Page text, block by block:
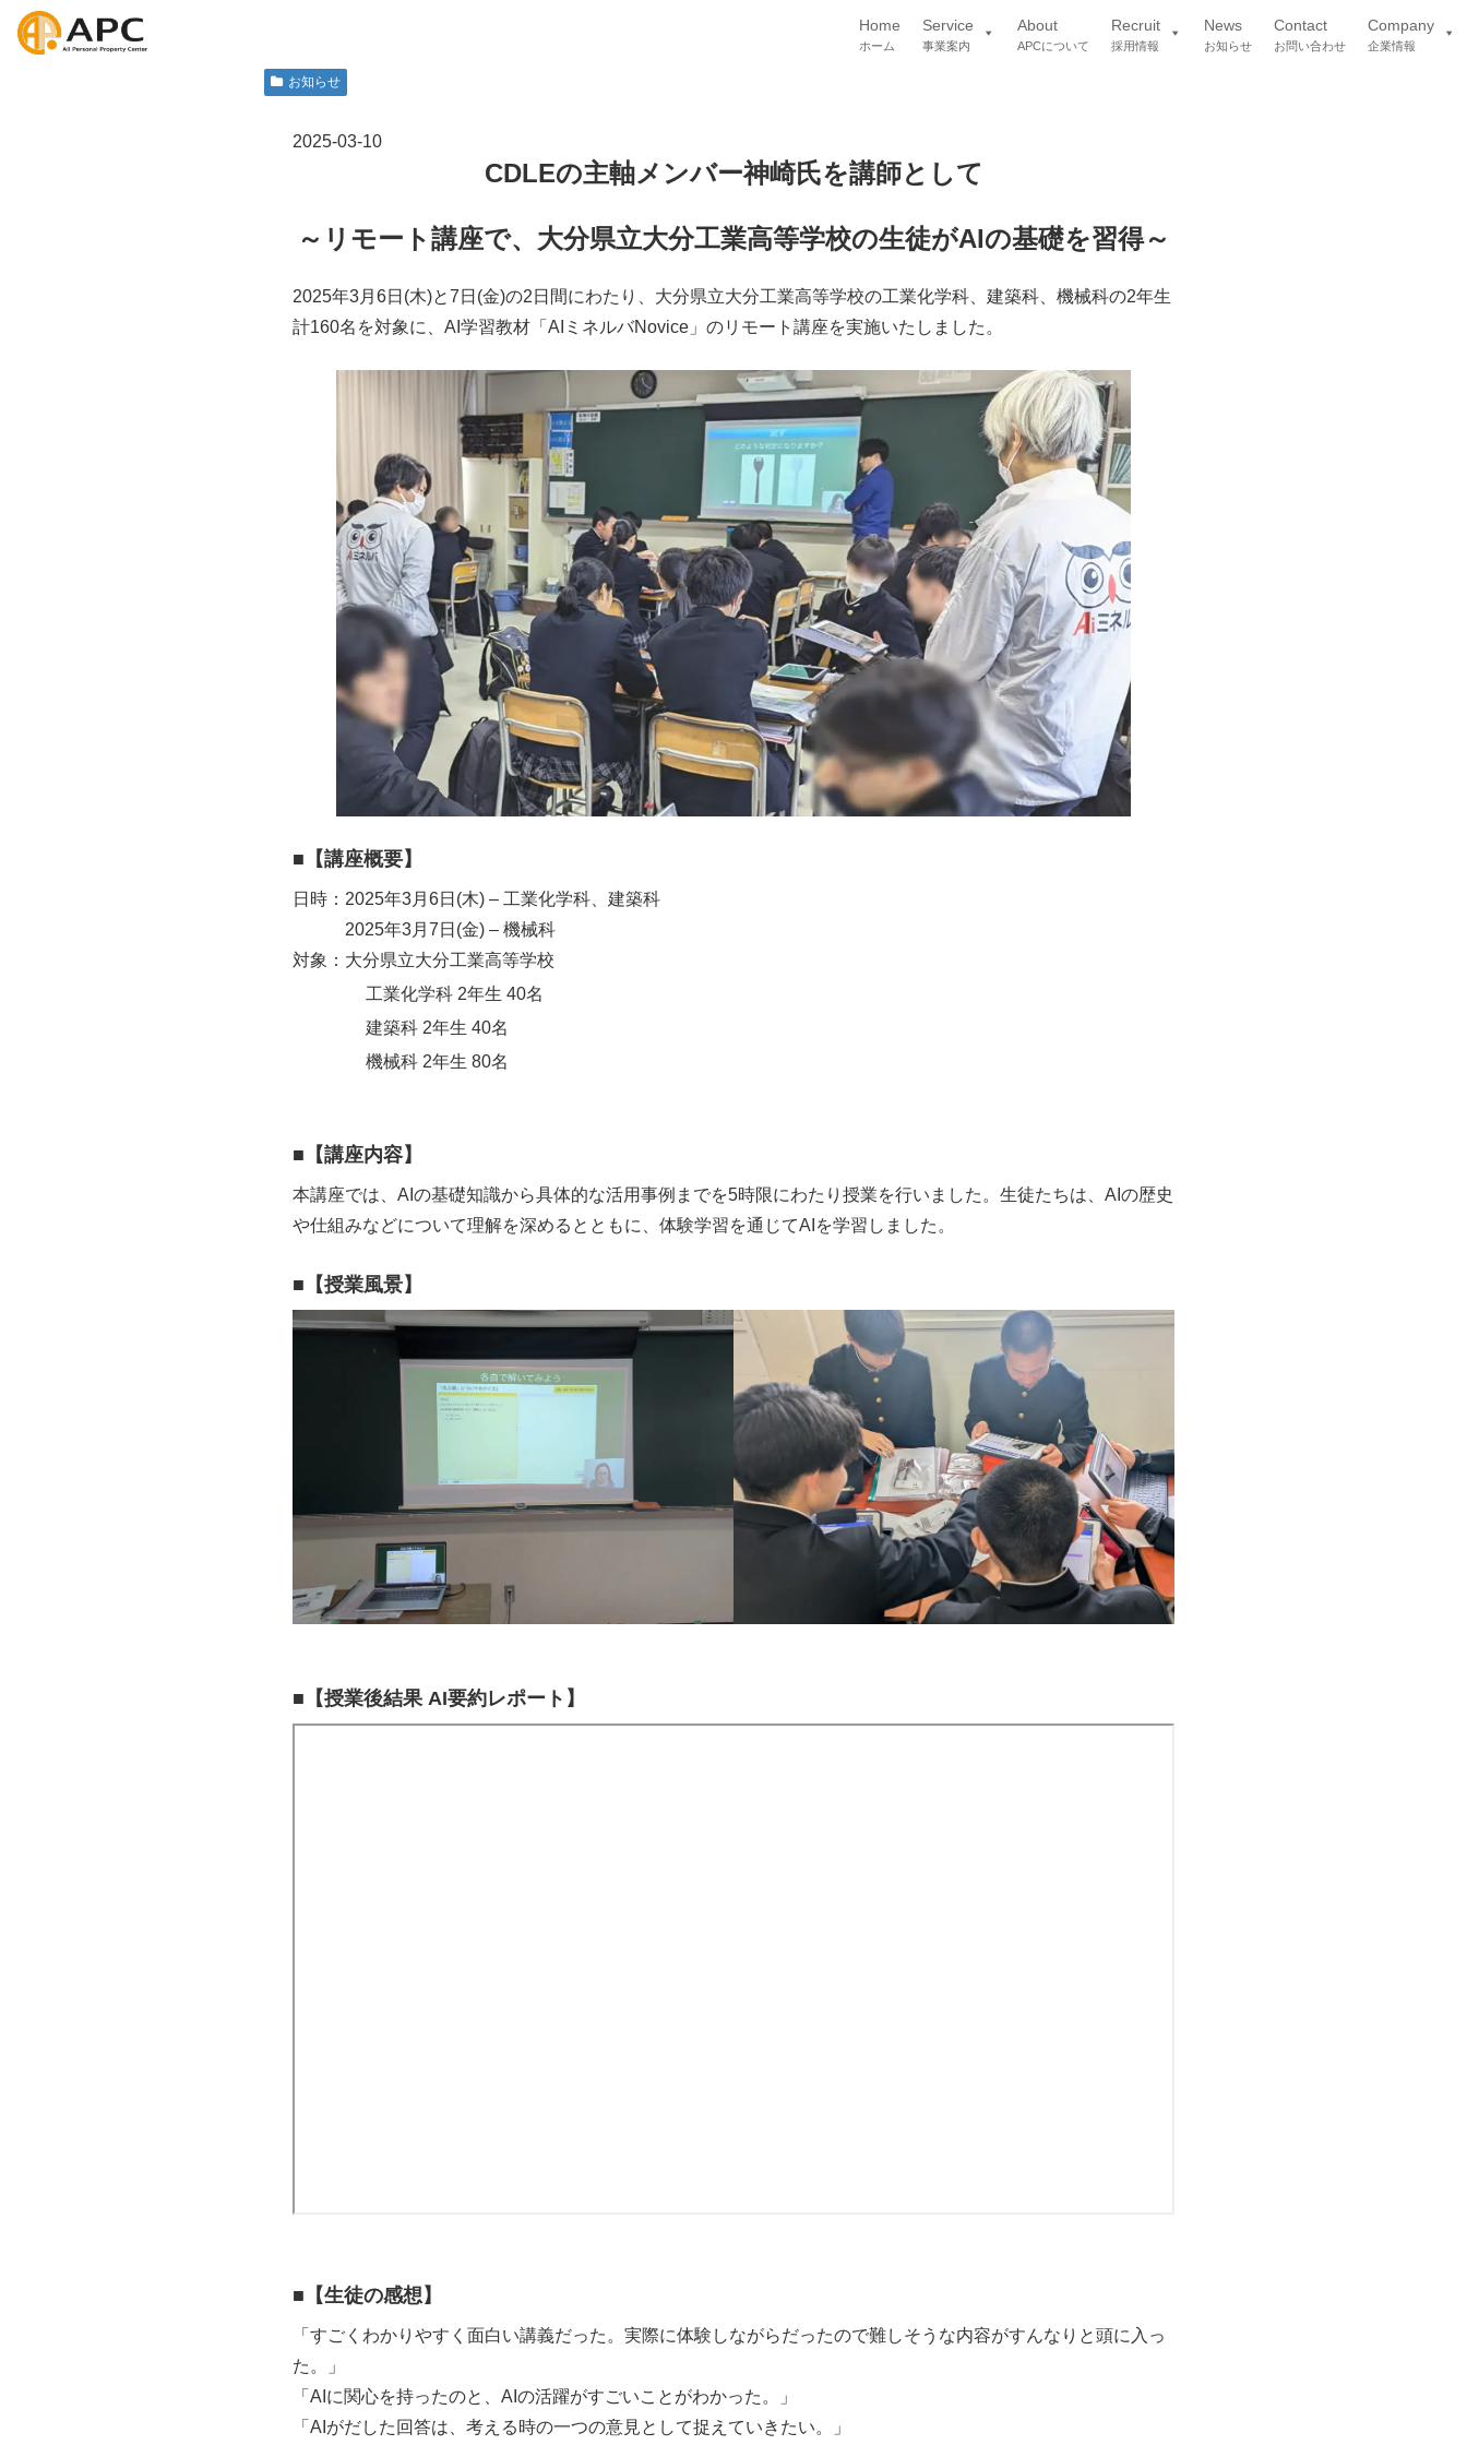
Home
ホーム
Service
事業案内
About
APCについて
Recruit
採用情報
News
お知らせ
Contact
お問い合わせ
Company
企業情報
お知らせ
2025-03-10
CDLEの主軸メンバー神崎氏を講師として
～リモート講座で、大分県立大分工業高等学校の生徒がAIの基礎を習得～
2025年3月6日(木)と7日(金)の2日間にわたり、大分県立大分工業高等学校の工業化学科、建築科、機械科の2年生
計160名を対象に、AI学習教材「AIミネルバNovice」のリモート講座を実施いたしました。
■ 【講座概要】
日時：2025年3月6日(木) – 工業化学科、建築科
2025年3月7日(金) – 機械科
対象：大分県立大分工業高等学校
工業化学科 2年生 40名
建築科 2年生 40名
機械科 2年生 80名
■ 【講座内容】
本講座では、AIの基礎知識から具体的な活用事例までを5時限にわたり授業を行いました。生徒たちは、AIの歴史
や仕組みなどについて理解を深めるとともに、体験学習を通じてAIを学習しました。
■ 【授業風景】
■ 【授業後結果 AI要約レポート】
■ 【生徒の感想】
「すごくわかりやすく面白い講義だった。実際に体験しながらだったので難しそうな内容がすんなりと頭に入っ
た。」
「AIに関心を持ったのと、AIの活躍がすごいことがわかった。」
「AIがだした回答は、考える時の一つの意見として捉えていきたい。」